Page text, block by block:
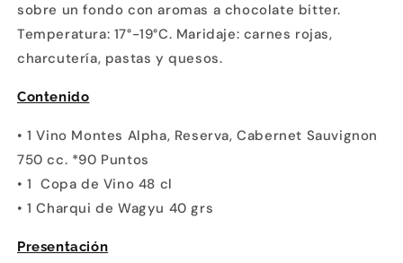
sobre un fondo con aromas a chocolate bitter.
Temperatura: 17°-19°C. Maridaje: carnes rojas,
charcutería, pastas y quesos.
Contenido
• 1 Vino Montes Alpha, Reserva, Cabernet Sauvignon
750 cc. *90 Puntos
• 1 Copa de Vino 48 cl
• 1 Charqui de Wagyu 40 grs
Presentación